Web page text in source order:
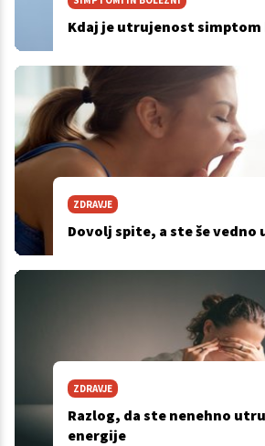
Kdaj je utrujenost simptom
ZDRAVJE
Dovolj spite, a ste še vedno
ZDRAVJE
Razlog, da ste nenehno
energije